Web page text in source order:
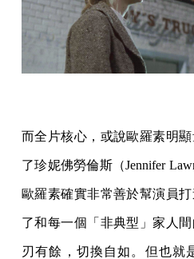
而全片核心，或說歐羅素明
了珍妮佛勞倫斯（Jennifer
歐羅素確實非常善於幫演員
了和每一個「非典型」家人
刃有餘，切換自如。但也就